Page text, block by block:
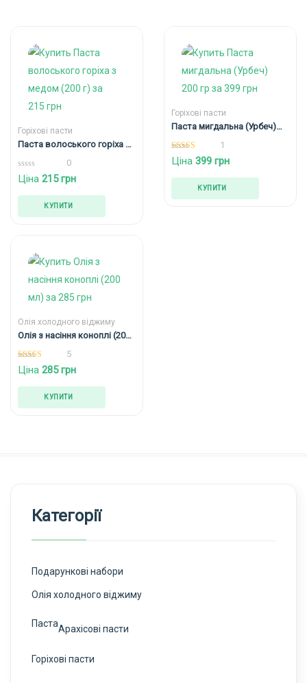
Горіхові пасти
Паста волоського горіха з
0
out
0
Ціна 215грн
КУПИТИ
Горіхові пасти
Паста мигдальна (Урбеч)
5.00
out of 5
1
Ціна 399 грн
КУПИТИ
Олія холодного віджиму
Олія з насіння коноплі (200
5.00
out of 5
5
Ціна 285грн
КУПИТИ
Категорії
Подарункові набори
Олія холодного віджиму
ПастаАрахісові пасти
Горіхові пасти